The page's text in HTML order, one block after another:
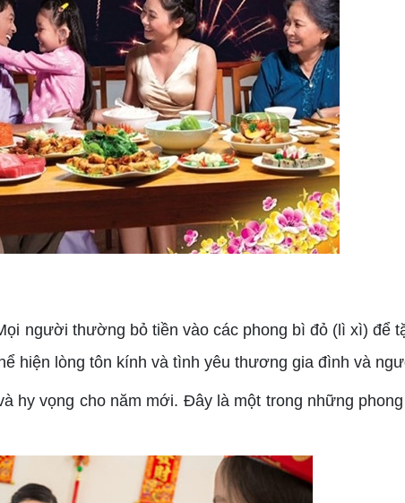
người thường bỏ tiền vào các phong bì đỏ (lì xì) để
hiện lòng tôn kính và tình yêu thương gia đình và
hy vọng cho năm mới. Đây là một trong những